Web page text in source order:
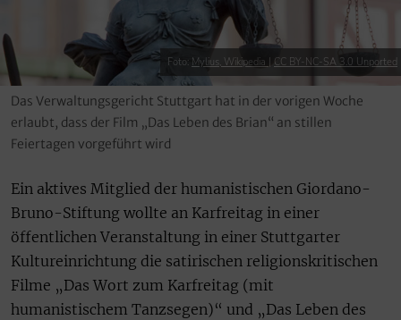
Foto: Mylius, Wikipedia CC BY-NC-SA 3.0 Unported
Das Verwaltungsgericht Stuttgart hat in der vorigen Woche
erlaubt, dass der Film „Das Leben des Brian“ an stillen
Feiertagen vorgeführt wird
Ein aktives Mitglied der humanistischen Giordano-
Bruno-Stiftung wollte an Karfreitag in einer
öffentlichen Veranstaltung in einer Stuttgarter
Kultureinrichtung die satirischen religionskritischen
Filme „Das Wort zum Karfreitag (mit
humanistischem Tanzsegen)“ und „Das Leben des